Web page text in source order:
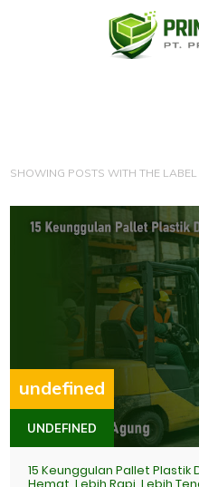
SHOWING POSTS WITH THE
undefined
UNDEFINED
15 Keunggulan Pallet Plastik